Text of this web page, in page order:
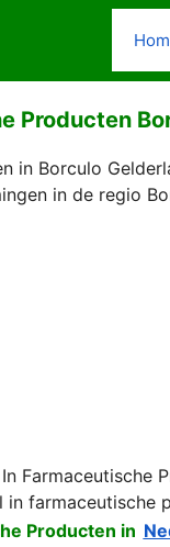
Producten
in Borculo
in de regio
Farmaceutische
farmaceutische
Producten in